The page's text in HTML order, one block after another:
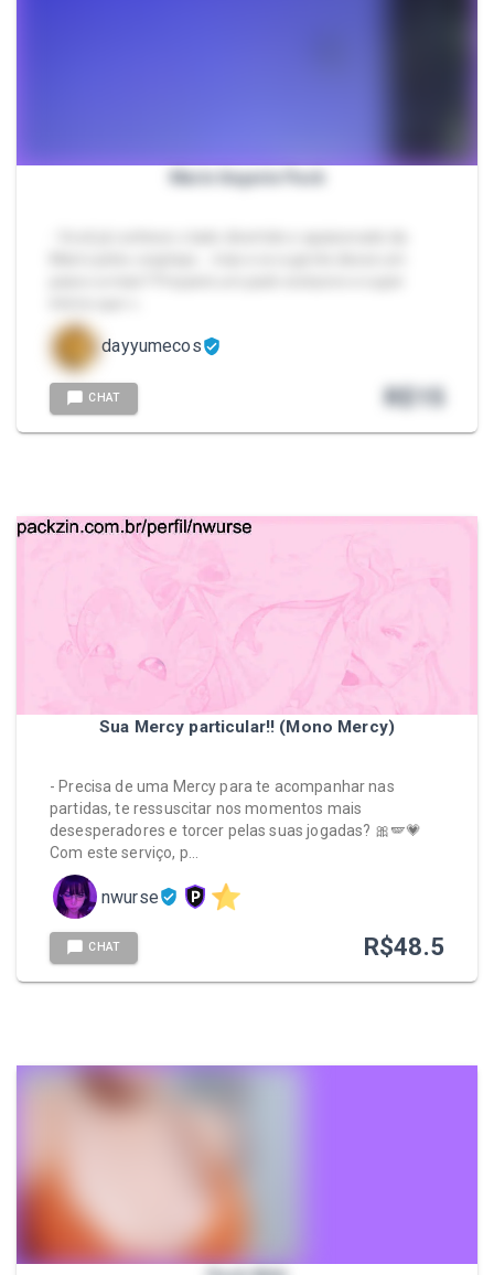
Marin lingerie Pack
dayyumecos
CHAT R$15
Sua Mercy particular!! (Mono Mercy)
- Precisa de uma Mercy para te acompanhar nas
partidas, te ressuscitar nos momentos mais
desesperadores e torcer pelas suas jogadas? 🎀🪽💗
Com este serviço, p…
nwurse
CHAT R$48.5